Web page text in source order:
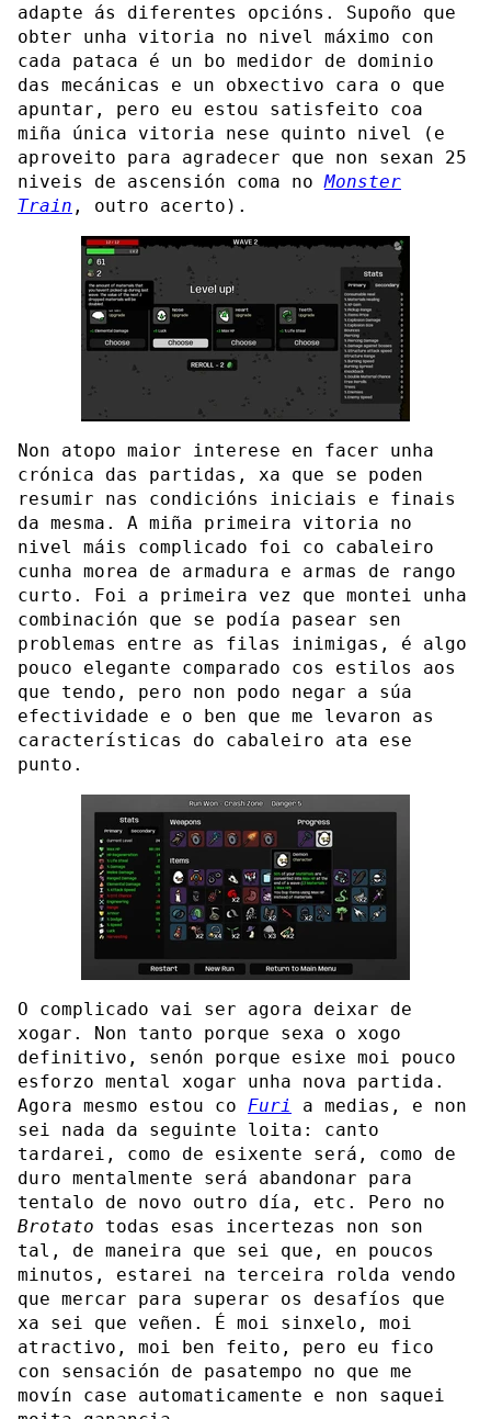
adapte ás diferentes opcións. Supoño que
obter unha vitoria no nivel máximo con
cada pataca é un bo medidor de dominio
das mecánicas e un obxectivo cara o que
apuntar, pero eu estou satisfeito coa
miña única vitoria nese quinto nivel (e
aproveito para agradecer que non sexan 25
niveis de ascensión coma noMonster
Train , outro acerto).
Non atopo maior interese en facer unha
crónica das partidas, xa que se poden
resumir nas condicións iniciais e finais
da mesma. A miña primeira vitoria no
nivel máis complicado foi co cabaleiro
cunha morea de armadura e armas de rango
curto. Foi a primeira vez que montei unha
combinación que se podía pasear sen
problemas entre as filas inimigas, é algo
pouco elegante comparado cos estilos aos
que tendo, pero non podo negar a súa
efectividade e o ben que me levaron as
características do cabaleiro ata ese
punto.
O complicado vai ser agora deixar de
xogar. Non tanto porque sexa o xogo
definitivo, senón porque esixe moi pouco
esforzo mental xogar unha nova partida.
Agora mesmo estou co Furi
a medias, e non
sei nada da seguinte loita: canto
tardarei, como de esixente será, como de
duro mentalmente será abandonar para
tentalo de novo outro día, etc. Pero no
Brotato todas esas incertezas non son
tal, de maneira que sei que, en poucos
minutos, estarei na terceira rolda vendo
que mercar para superar os desafíos que
xa sei que veñen. É moi sinxelo, moi
atractivo, moi ben feito, pero eu fico
con sensación de pasatempo no que me
movín case automaticamente e non saquei